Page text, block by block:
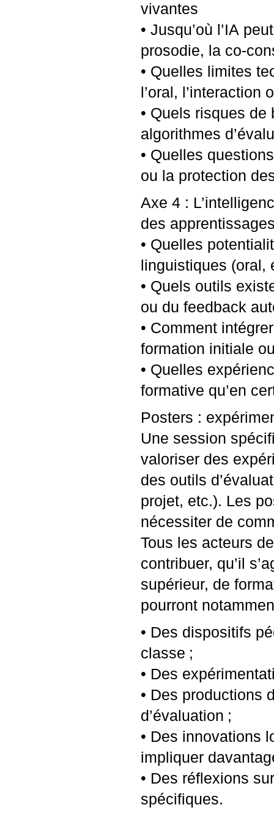
vivantes
• Jusqu’où l’IA
prosodie, la co-
• Quelles limites
l’oral, l’interaction
• Quels risques de
algorithmes
• Quelles
ou la protection
Axe 4 :
des
• Quelles
linguistiques (oral,
• Quels outils
ou du feedback
• Comment
formation initiale
• Quelles
formative qu’en
Posters :
Une session
valoriser des
des outils
projet, etc.). Les
nécessiter de
Tous les acteurs
contribuer, qu’il
supérieur, de
pourront
• Des dispositifs
classe ;
• Des
• Des productions
d’évaluation ;
• Des innovations
impliquer
• Des réflexions
spécifiques.